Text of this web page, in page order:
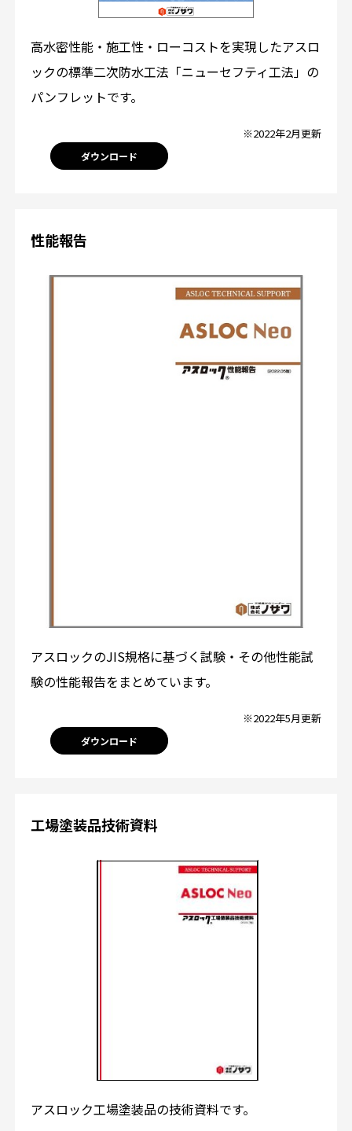
高水密性能・施工性・ローコストを実現したアスロ
ックの標準二次防水工法「ニューセフティ工法」の
パンフレットです。
※2022年2月更新
ダウンロード
性能報告
アスロックのJIS規格に基づく試験・その他性能試
験の性能報告をまとめています。
※2022年5月更新
ダウンロード
工場塗装品技術資料
アスロック工場塗装品の技術資料です。